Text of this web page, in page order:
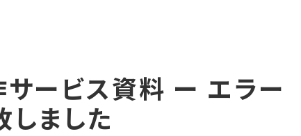
サービス資料 ー エラー
ました